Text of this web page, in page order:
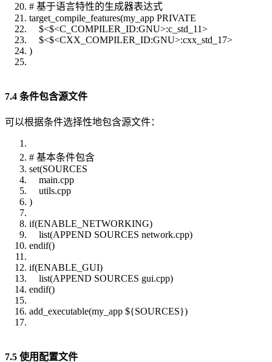
# 基于语言特性的生成器表达式
target_compile_features(my_app PRIVATE
$<$<C_COMPILER_ID:GNU>:c_std_11>
$<$<CXX_COMPILER_ID:GNU>:cxx_std_17>
)
7.4 条件包含源文件
可以根据条件选择性地包含源文件：
# 基本条件包含
set(SOURCES
main.cpp
utils.cpp
)
if(ENABLE_NETWORKING)
list(APPEND SOURCES network.cpp)
endif()
if(ENABLE_GUI)
list(APPEND SOURCES gui.cpp)
endif()
add_executable(my_app ${SOURCES})
7.5 使用配置文件